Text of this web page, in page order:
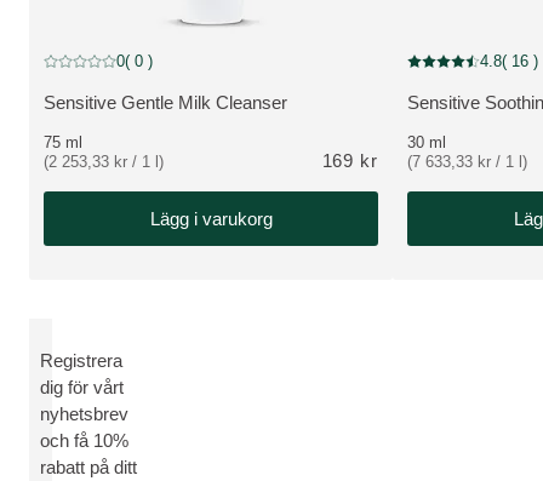
VISA PRODUKT:
Sensitive Gentle Milk Cleanser
Nuvarande betyg: 0 av 5 stjärnor Betygsatt av 0 kunder
0( 0 )
75 ml
(2 253,33 kr / 1 l)
169 kr
Lägg i varukorg
VISA PRODUKT:
Sensitive
Nuvarande betyg:
4.8( 16 )
30 ml
(7 633,33 kr / 1 l)
Registrera
dig för vårt
nyhetsbrev
och få 10%
rabatt på ditt